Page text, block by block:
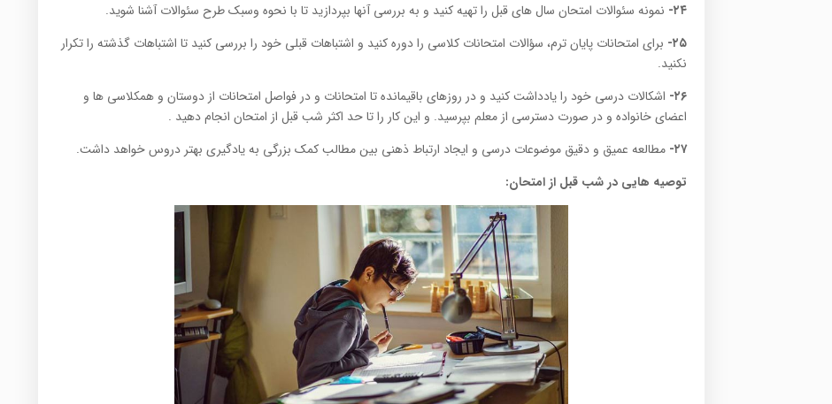
۲۴- نمونه سئوالات امتحان سال های قبل را تهیه کنید و به بررسی آنها بپردازید تا با نحوه وسبک طرح سئوالات آشنا شوید.
۲۵- برای امتحانات پایان ترم، سؤالات امتحانات کلاسی را دوره کنید و اشتباهات قبلی خود را بررسی کنید تا اشتباهات گذشته را تکرار
نکنید.
۲۶- اشکالات درسی خود را یادداشت کنید و در روزهای باقیمانده تا امتحانات و در فواصل امتحانات از دوستان و همکلاسی ها و
اعضای خانواده و در صورت دسترسی از معلم بپرسید. و این کار را تا حد اکثر شب قبل از امتحان انجام دهید .
۲۷- مطالعه عمیق و دقیق موضوعات درسی و ایجاد ارتباط ذهنی بین مطالب کمک بزرگی به یادگیری بهتر دروس خواهد داشت.
توصیه هایی در شب قبل از امتحان: